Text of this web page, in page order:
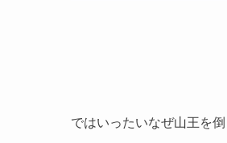
ではいったいなぜ山王を